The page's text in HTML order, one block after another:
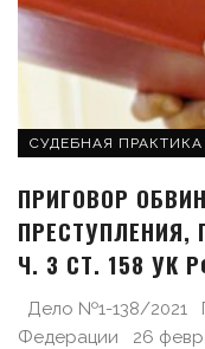
СУДЕБНАЯ
ПРИГОВОР
ПРЕСТУПЛЕНИЯ,
Ч. 3 СТ. 158 УК
Дело №1-138/2021
Федерации 26